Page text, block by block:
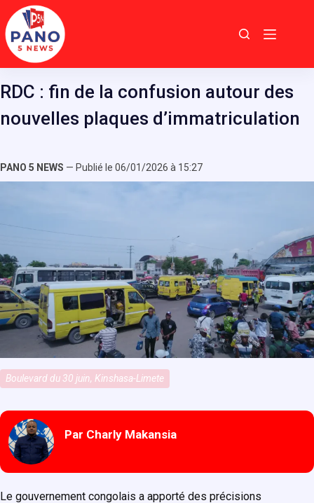
Passer
au
contenu
RDC : fin de la confusion autour des
nouvelles plaques d’immatriculation
PANO 5 NEWS — Publié le 06/01/2026 à 15:27
Boulevard du 30 juin, Kinshasa-Limete
Par Charly Makansia
Le gouvernement congolais a apporté des précisions